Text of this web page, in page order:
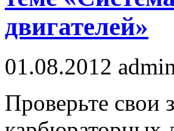
двигателей»
01.08.2012
Проверьте свои